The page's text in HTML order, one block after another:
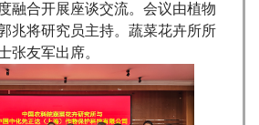
融合开展座谈交流。会议由植物
兆将研究员主持。蔬菜花卉所所
张友军出席。